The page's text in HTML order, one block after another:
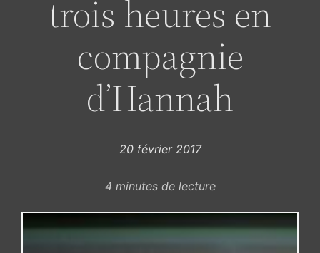
trois heures en
compagnie
d’Hannah
20 février 2017
4 minutes de lecture